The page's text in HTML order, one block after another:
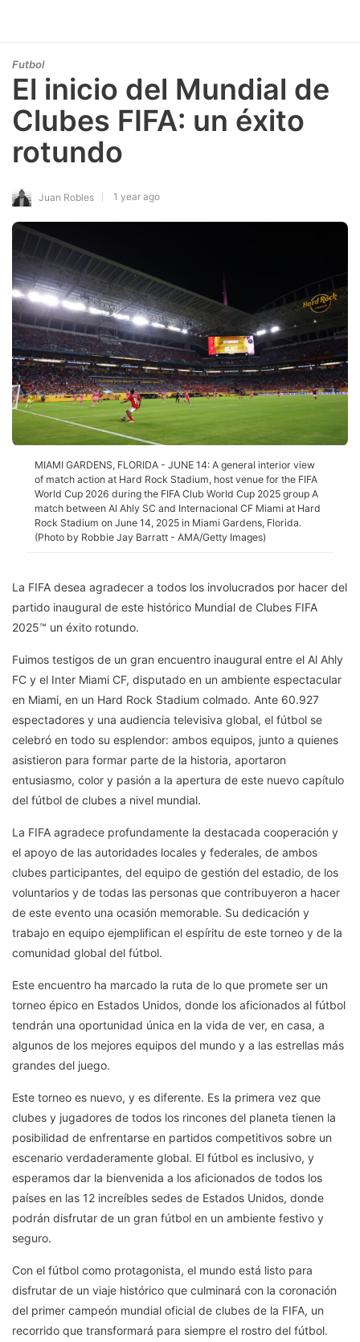
Futbol
El inicio del Mundial de
Clubes FIFA: un éxito
rotundo
Juan Robles 1 year ago
MIAMI GARDENS, FLORIDA - JUNE 14: A general interior view
of match action at Hard Rock Stadium, host venue for the FIFA
World Cup 2026 during the FIFA Club World Cup 2025 group A
match between Al Ahly SC and Internacional CF Miami at Hard
Rock Stadium on June 14, 2025 in Miami Gardens, Florida.
(Photo by Robbie Jay Barratt - AMA/Getty Images)
La FIFA desea agradecer a todos los involucrados por hacer del
partido inaugural de este histórico Mundial de Clubes FIFA
2025™ un éxito rotundo.
Fuimos testigos de un gran encuentro inaugural entre el Al Ahly
FC y el Inter Miami CF, disputado en un ambiente espectacular
en Miami, en un Hard Rock Stadium colmado. Ante 60.927
espectadores y una audiencia televisiva global, el fútbol se
celebró en todo su esplendor: ambos equipos, junto a quienes
asistieron para formar parte de la historia, aportaron
entusiasmo, color y pasión a la apertura de este nuevo capítulo
del fútbol de clubes a nivel mundial.
La FIFA agradece profundamente la destacada cooperación y
el apoyo de las autoridades locales y federales, de ambos
clubes participantes, del equipo de gestión del estadio, de los
voluntarios y de todas las personas que contribuyeron a hacer
de este evento una ocasión memorable. Su dedicación y
trabajo en equipo ejemplifican el espíritu de este torneo y de la
comunidad global del fútbol.
Este encuentro ha marcado la ruta de lo que promete ser un
torneo épico en Estados Unidos, donde los aficionados al fútbol
tendrán una oportunidad única en la vida de ver, en casa, a
algunos de los mejores equipos del mundo y a las estrellas más
grandes del juego.
Este torneo es nuevo, y es diferente. Es la primera vez que
clubes y jugadores de todos los rincones del planeta tienen la
posibilidad de enfrentarse en partidos competitivos sobre un
escenario verdaderamente global. El fútbol es inclusivo, y
esperamos dar la bienvenida a los aficionados de todos los
países en las 12 increíbles sedes de Estados Unidos, donde
podrán disfrutar de un gran fútbol en un ambiente festivo y
seguro.
Con el fútbol como protagonista, el mundo está listo para
disfrutar de un viaje histórico que culminará con la coronación
del primer campeón mundial oficial de clubes de la FIFA, un
recorrido que transformará para siempre el rostro del fútbol.